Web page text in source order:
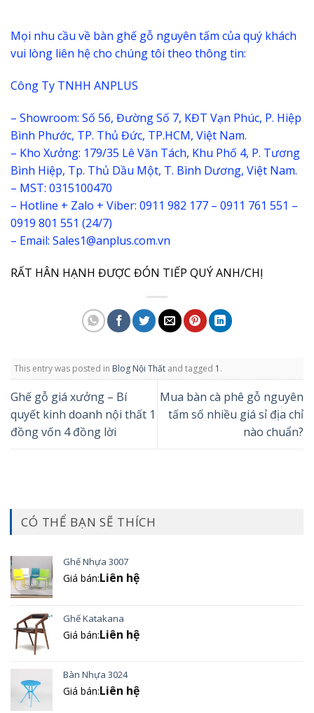
Mọi nhu cầu về bàn ghế gỗ nguyên tấm của quý khách
vui lòng liên hệ cho chúng tôi theo thông tin:
Công Ty TNHH ANPLUS
– Showroom: Số 56, Đường Số 7, KĐT Vạn Phúc, P. Hiệp
Bình Phước, TP. Thủ Đức, TP.HCM, Việt Nam.
– Kho Xưởng: 179/35 Lê Văn Tách, Khu Phố 4, P. Tương
Bình Hiệp, Tp. Thủ Dầu Một, T. Bình Dương, Việt Nam.
– MST: 0315100470
– Hotline + Zalo + Viber: 0911 982 177 – 0911 761 551 –
0919 801 551 (24/7)
– Email: Sales1@anplus.com.vn
RẤT HÂN HẠNH ĐƯỢC ĐÓN TIẾP QUÝ ANH/CHỊ
This entry was posted in Blog Nội Thất and tagged 1 .
Ghế gỗ giá xưởng – Bí
quyết kinh doanh nội thất 1
đồng vốn 4 đồng lời
Mua bàn cà phê gỗ nguyên
tấm số nhiều giá sỉ địa chỉ
nào chuẩn?
CÓ THỂ BẠN SẼ THÍCH
Ghế Nhựa 3007
Giá bán:Liên hệ
Ghế Katakana
Giá bán:Liên hệ
Bàn Nhựa 3024
Giá bán:Liên hệ